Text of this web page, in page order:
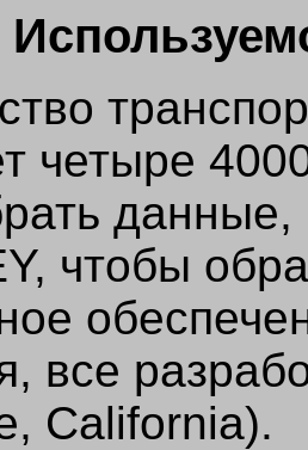
четыре
чтобы
все
California).